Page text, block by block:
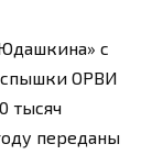
с
ОРВИ
тысяч
переданы